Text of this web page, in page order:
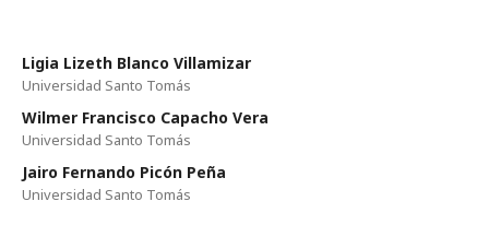
Ligia Lizeth Blanco Villamizar
Universidad Santo Tomás
Wilmer Francisco Capacho Vera
Universidad Santo Tomás
Jairo Fernando Picón Peña
Universidad Santo Tomás